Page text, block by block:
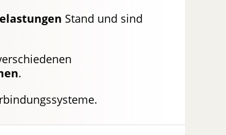
Stand und sind
.